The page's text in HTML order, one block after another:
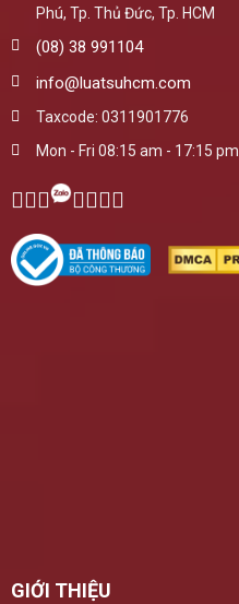
Phú, Tp. Thủ Đức, Tp. HCM
(08) 38 991104
info@luatsuhcm.com
Taxcode: 0311901776
Mon - Fri 08:15 am - 17:15 pm
GIỚI THIỆU